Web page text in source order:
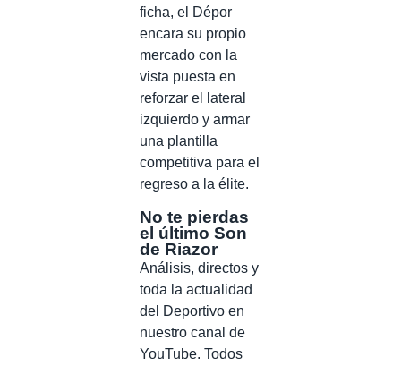
ficha, el Dépor
encara su propio
mercado con la
vista puesta en
reforzar el lateral
izquierdo y armar
una plantilla
competitiva para el
regreso a la élite.
No te pierdas
el último Son
de Riazor
Análisis, directos y
toda la actualidad
del Deportivo en
nuestro canal de
YouTube. Todos